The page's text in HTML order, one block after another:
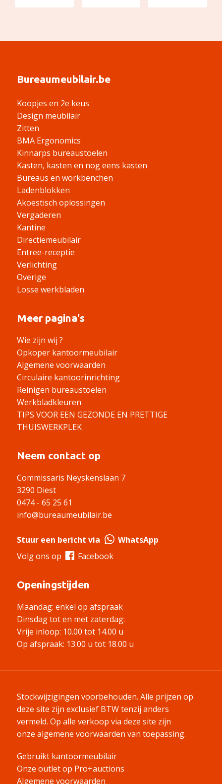
Bureaumeubilair.be
Koopjes en 2e keus
Design meubilair
Zitten
BMA Ergonomics
Kinnarps bureaustoelen
Kasten, kasten en nog eens kasten
Bureaus en workbenchen
Ladenblokken
Akoestisch oplossingen
Vergaderen
Kantine
Directiemeubilair
Entree-receptie
Verlichting
Overige
Losse werkbladen
Meer pagina's
Wie zijn wij ?
Opkoper kantoormeubilair
Algemene voorwaarden
Circulaire kantoorinrichting
Reinigen bureaustoelen
Werkbladkleuren
TIPS VOOR EEN GEZONDE EN PRETTIGE
THUISWERKPLEK
Neem contact op
Commissaris Neyskenslaan 7
3290 Diest
0474 - 65 25 61
info@bureaumeubilair.be
Stuur een bericht via
WhatsApp
Volg ons op
Facebook
Openingstijden
Maandag: enkel op afspraak
Dinsdag tot en met zaterdag:
Vrije inloop: 10.00 tot 14.00 u
Op afspraak: 13.00 u tot 18.00 u
Stockwijzigingen voorbehouden. Alle prijzen op
deze site zijn exclusief BTW tenzij anders
vermeld. Op alle verkoop via deze site zijn
onze algemene voorwaarden van toepassing.
Gebruikt kantoormeubilair
Onze outlet op Pro+auctions
Algemene voorwaarden